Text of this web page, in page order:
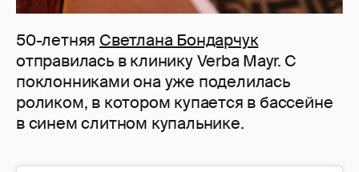
50-летняя Светлана Бондарчук
отправилась в клинику Verba Mayr. С
поклонниками она уже поделилась
роликом, в котором купается в бассейне
в синем слитном купальнике.